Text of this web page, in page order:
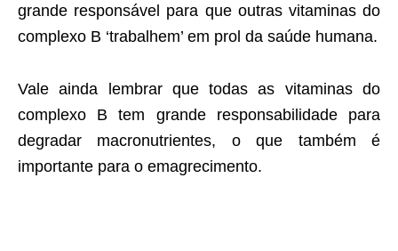
grande responsável para que outras vitaminas do
complexo B ‘trabalhem’ em prol da saúde humana.
Vale ainda lembrar que todas as vitaminas do
complexo B tem grande responsabilidade para
degradar macronutrientes, o que também é
importante para o emagrecimento.